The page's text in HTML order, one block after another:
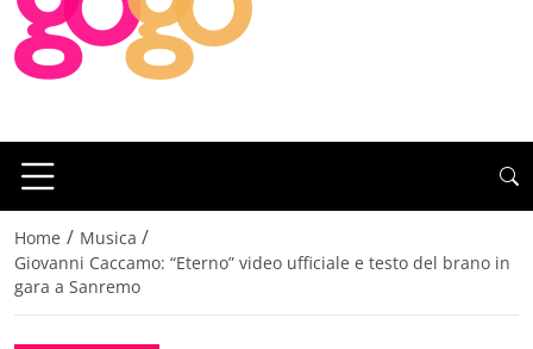
Home / Musica /
Giovanni Caccamo: “Eterno” video ufficiale e testo del brano in
gara a Sanremo